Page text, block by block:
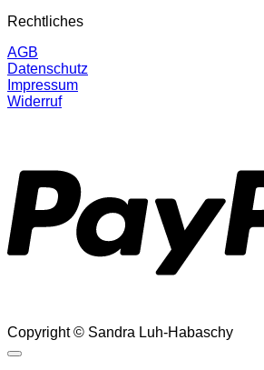
Rechtliches
AGB
Datenschutz
Impressum
Widerruf
Copyright © Sandra Luh-Habaschy